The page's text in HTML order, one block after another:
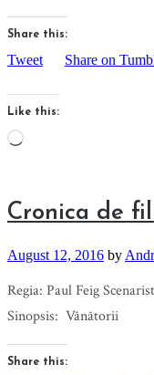
Share this:
Tweet Share on
Like this:
Loading…
Cronica de
August 12, 2016 by
Regia: Paul Feig
Sinopsis: Vânătorii
Share this: